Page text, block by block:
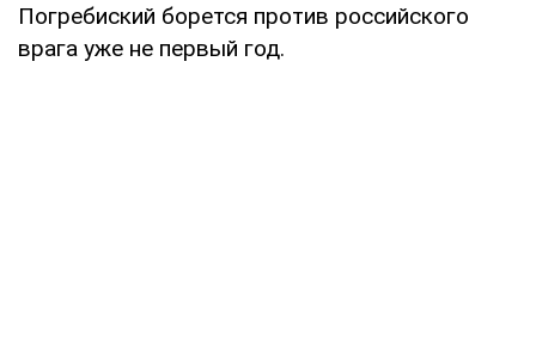
Погребиский борется против российского
врага уже не первый год.